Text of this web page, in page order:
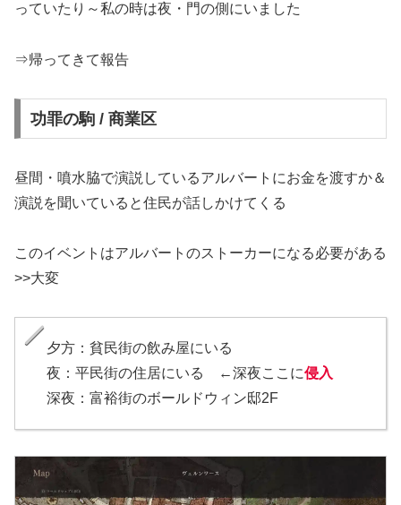
っていたり～私の時は夜・門の側にいました
⇒帰ってきて報告
功罪の駒 / 商業区
昼間・噴水脇で演説しているアルバートにお金を渡すか＆
演説を聞いていると住民が話しかけてくる
このイベントはアルバートのストーカーになる必要がある
>>大変
夕方：貧民街の飲み屋にいる
夜：平民街の住居にいる ←深夜ここに侵入
深夜：富裕街のボールドウィン邸2F